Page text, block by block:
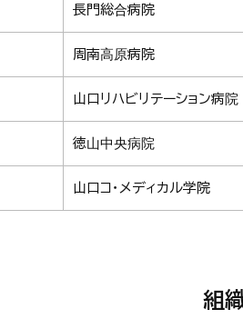
長門総合病院
周南高原病院
山口リハビリテーション病院
徳山中央病院
山口コ・メディカル学院
組